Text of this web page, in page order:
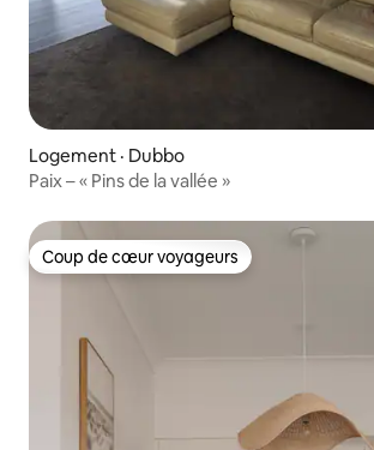
Logement · Dubbo
Paix – « Pins de la vallée »
Coup de cœur voyageurs
Coup de cœur voyageurs